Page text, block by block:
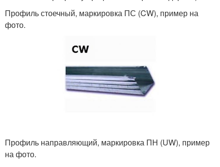
Профиль стоечный, маркировка ПС (CW), пример на
фото.
Профиль направляющий, маркировка ПН (UW), пример
на фото.